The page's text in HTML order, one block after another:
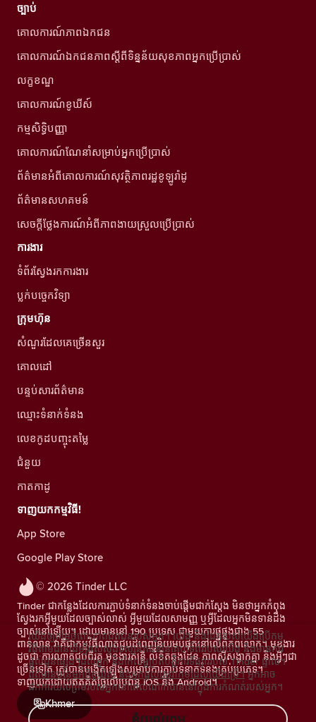
© 2026 Tinder LLC
Tinder ជាកន្លែងដែលការភ្ជាប់ទំនាក់ទំនងចាប់ផ្តើមជាក់ស្តែង មិនថាអ្នកកំពុង
ស្វែងរកអ្វីមួយដែលច្បាស់លាស់ អ្វីមួយដែលសាមញ្ញ ឬអ្វីដែលអ្នកមិនទាន់ដឹង
ច្បាស់នៅឡើយ។ ដោយមាននៅ 190 ប្រទេស ជាមួយការផ្គូផ្គងជាង 55
ពាន់លាន វាគឺជាកម្មវិធីណាត់ជួបដ៏ពេញនិយមបំផុតនៅលើពិភពលោក។ មុខងារ
ដូចជា ការណាត់ជួបពីរគូ មុខងារតន្រ្តី លិខិតឆ្លងដែន ភាពស៊ីសង្វាក់គ្នា និងអ្វីៗជា
ច្រើនទៀត ត្រូវបានបង្កើតឡើងសម្រាប់ការភ្ជាប់ទំនាក់ទំនងគ្រប់ប្រភេទ។
ទាញយកដោយឥតគិតថ្លៃលើប្រព័ន្ធ iOS និង Android។
Khmer
ច្បាប់
គោលការណ៍ភាពឯកជន
គោលការណ៍ឯកជនភាពស្ដីពីទិន្នន័យសុខភាពអ្នកប្រើប្រាស់
លក្ខខណ្ឌ
គោលការណ៍ខូឃីស៍
កម្មសិទ្ធិបញ្ញា
គោលការណ៍ណែនាំសម្រាប់អ្នកប្រើប្រាស់
ព័ត៌មានអំពីគោលការណ៍សុវត្ថិភាពរដ្ឋខូឡូរ៉ាដូ
ព័ត៌មានសហគមន៍
សេចក្តីថ្លែងការណ៍អំពីភាពងាយស្រួលប្រើប្រាស់
ការងារ
ទំព័រស្វែងរកការងារ
ប្លក់បច្ចេកវិទ្យា
ក្រុមហ៊ុន
សំណួរដែលគេច្រើនសួរ
គោលដៅ
បន្ទប់សារព័ត៌មាន
ឈ្មោះទំនាក់ទំនង
លេខកូដបញ្ចុះតម្លៃ
ជំនួយ
កាតកាដូ
ទាញយកកម្មវិធី!
App Store
Google Play Store
យើងឲ្យតម្លៃចំពោះភាពឯកជនរបស់អ្នក។ យើង និងដៃគូរបស់យើងប្រើកម្ម
វិធីតាមដានដើម្បីវាស់ស្ទង់ទស្សនិកជននៃគេហទំព័ររបស់យើង និងមានការ
ផ្តល់ជូនផ្សេងៗដល់អ្នក និងកែលម្អប្រតិបត្តិការទីផ្សាររបស់ Tinder ផ្ទាល់។
ព័ត៌មានបន្ថែមអំពីខូឃីស៍ និងអ្នកផ្តល់សេវាកម្មដែលយើងប្រើ។ អ្នកអាច
ដកការយល់ព្រមរបស់អ្នកនៅពេលណាក៏បាននៅក្នុងការកំណត់របស់អ្នក។